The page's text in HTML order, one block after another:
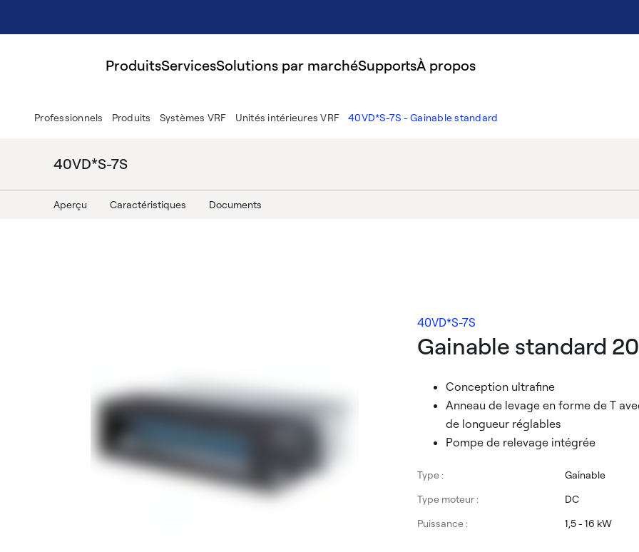
ProduitsServicesSolutions par marchéSupportsÀ propos
Professionnels Produits Systèmes VRF Unités intérieures VRF 40VD*S-7S - Gainable standard
40VD*S-7S
Aperçu Caractéristiques Documents
40VD*S-7S
Gainable standard
Conception ultrafine
Anneau de levage en forme de T
de longueur réglables
Pompe de relevage intégrée
Type :
Gainable
Type moteur :
DC
Puissance :
1,5 - 16 kW